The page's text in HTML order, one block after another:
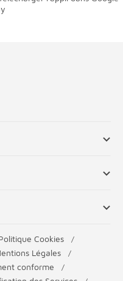
Cookies
Légales
conforme